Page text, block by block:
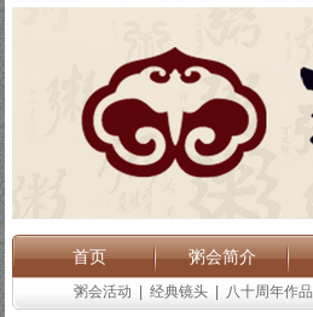
首页 粥会简介
粥会活动 经典镜头 八十周年作品